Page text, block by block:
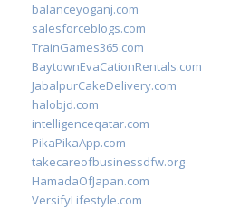
balanceyoganj.com
salesforceblogs.com
TrainGames365.com
BaytownEvaCationRentals.com
JabalpurCakeDelivery.com
halobjd.com
intelligenceqatar.com
PikaPikaApp.com
takecareofbusinessdfw.org
HamadaOfJapan.com
VersifyLifestyle.com